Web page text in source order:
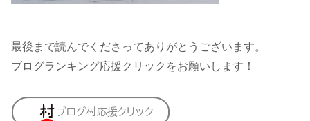
最後まで読んでくださってありがとうございます。
ブログランキング応援クリックをお願いします！